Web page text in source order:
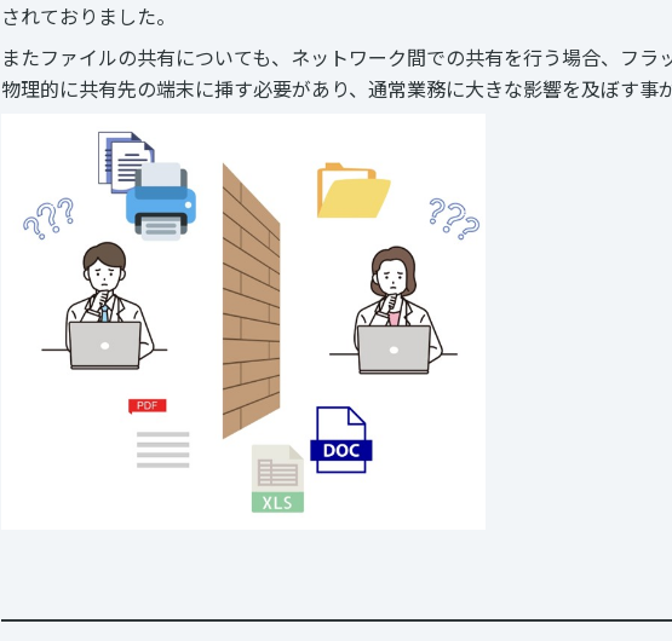
されておりました。
またファイルの共有についても、ネットワーク間での共有を行う場合、フラ
物理的に共有先の端末に挿す必要があり、通常業務に大きな影響を及ぼす事